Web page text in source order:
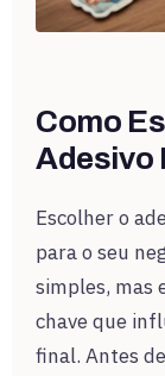
Como
Adesivo
Escolher o
para o seu
simples, mas
chave que
final. Antes